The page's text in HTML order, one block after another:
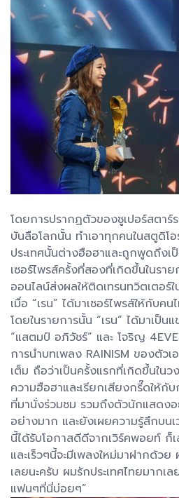
โดยการปรากฏตัวของซูเปอร์สตาร์
บันลือโลกนั้น ทำเอาทุกคนในสตูดิโ
ประเทศนั้นต่างฮือฮาและถูกพูดถึง
เซอร์ไพรส์ครั้งที่สองที่เกิดขึ้นในราย
ออนไลน์ส่งผลให้ติดเทรนทวิตเตอร์
เมื่อ “เรน” ได้มาเซอร์ไพรส์ให้กับค
โดยในรายการนั้น “เรน” ได้มาเป็
“แสตมป์ อภิวัชร์” และ โจริญ
การนำบทเพลง RAINISM ของตัวเ
เต็ม ถือว่าเป็นครั้งแรกที่เกิดขึ้นในว
ความฮือฮาและเรียกเสียงกรี๊ดให้กั
ที่มานั่งร่วมชม รวมถึงตัวนักแสดง
อย่างมาก และยังเผยความรู้สึกบน
นี้ได้รับโอกาสดีดีจากเวิร์คพอยท์
และเร็วๆนี้จะมีเพลงใหม่มาฝากด้
เลยนะครับ ผมรักประเทศไทยมากเ
แฟนๆที่นี่บ่อยๆ”